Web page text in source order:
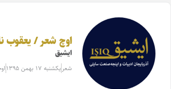
اوچ شعر / یعقوب
ایشیق
شعر یکشنبه ۱۷ بهمن ۱۳۹۵